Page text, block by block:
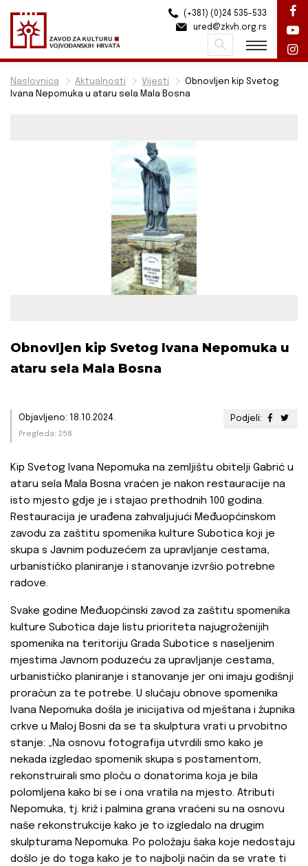
Naslovnica Aktualnosti Vijesti
Obnovljen kip Svetog
Ivana Nepomuka u ataru sela Mala Bosna
Obnovljen kip Svetog Ivana Nepomuka u
ataru sela Mala Bosna
Podjeli:
Objavljeno: 18.10.2024.
Pregleda: 258
Kip Svetog Ivana Nepomuka na zemljištu obitelji Gabrić u
ataru sela Mala Bosna vraćen je nakon restauracije na
isto mjesto gdje je i stajao prethodnih 100 godina.
Restauracija je urađena zahvaljujući Međuopćinskom
zavodu za zaštitu spomenika kulture Subotica koji je
skupa s Javnim poduzećem za upravljanje cestama,
urbanističko planiranje i stanovanje izvršio potrebne
radove.
Svake godine Međuopćinski zavod za zaštitu spomenika
kulture Subotica daje listu prioriteta najugroženijih
spomenika na teritoriju Grada Subotice s naseljenim
mjestima Javnom poduzeću za upravljanje cestama,
urbanističko planiranje i stanovanje jer oni imaju godišnji
proračun za te potrebe. U slučaju obnove spomenika
Ivana Nepomuka došla je inicijativa od mještana i župnika
crkve u Maloj Bosni da se ta skulptura vrati u prvobitno
stanje: „Na osnovu fotografija utvrdili smo kako je
nekada izgledao spomenik skupa s postamentom,
rekonstruirali smo ploču o donatorima koja je bila
polomljena kako bi se i ona vratila na mjesto. Atributi
Nepomuka, tj. križ i palmina grana vraćeni su na osnovu
naše rekonstrukcije kako je to izgledalo na drugim
skulpturama Nepomuka. Po položaju šaka koje nedostaju
došlo je do toga kako je to najbolji način da se vrate ti
(+381) (0)24 535-533
ured@zkvh.org.rs
Pretraži